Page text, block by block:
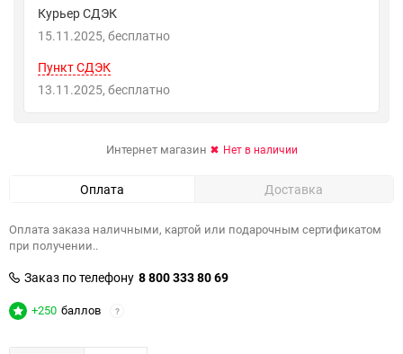
Курьер СДЭК
15.11.2025
Бесплатно
Пункт СДЭК
13.11.2025
Бесплатно
Интернет магазин Нет в наличии
Оплата Доставка
Оплата заказа наличными, картой или подарочным сертификатом
при получении..
Заказ по телефону 8 800 333 80 69
+250 баллов ?